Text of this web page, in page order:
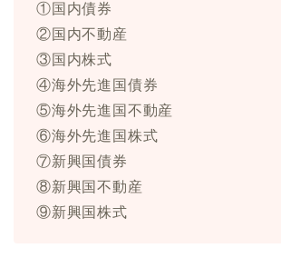
①国内債券
②国内不動産
③国内株式
④海外先進国債券
⑤海外先進国不動産
⑥海外先進国株式
⑦新興国債券
⑧新興国不動産
⑨新興国株式